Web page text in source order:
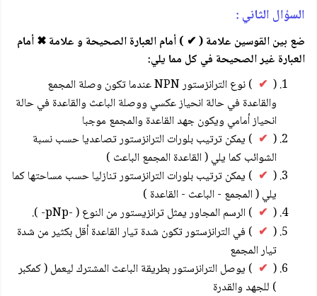
السؤال الثاني :
ضع بين القوسين علامة ( ✔ ) أمام العبارة الصحيحة و علامة ✖ أمام
العبارة غير الصحيحة في كل مما يلي:
(
✔
) نوع الترانزستور NPN عندما تكون وصلة المجمع
والقاعدة في حالة انحياز عكسي ووصلة الباعث والقاعدة في حالة
انحياز أمامي ويكون جهد القاعدة والمجمع موجبا
(
✔ ) يمكن ترتیب بلورات الترانزستور تصاعديا حسب نسبة
الشوائب كما يلي ( القاعدة المجمع الباعث )
(
✔ ) يمكن ترتیب بلورات الترانزستور تنازليا حسب مساحتها كما
يلي ( المجمع - الباعث - القاعدة )
(
✔ ) الرسم المجاور يمثل ترانزیستور من النوع ( -pNp- ).
(
✔ ) في الترانزستور تكون شدة تيار القاعدة أقل بكثير من شدة
تيار المجمع
(
✔ ) يوصل الترانزستور بطريقة الباعث المشترك ليعمل ( كمكبر
) للجهد والقدرة